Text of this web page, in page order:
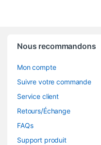
Nous recommandons
Mon compte
Suivre votre commande
Service client
Retours/Échange
FAQs
Support produit